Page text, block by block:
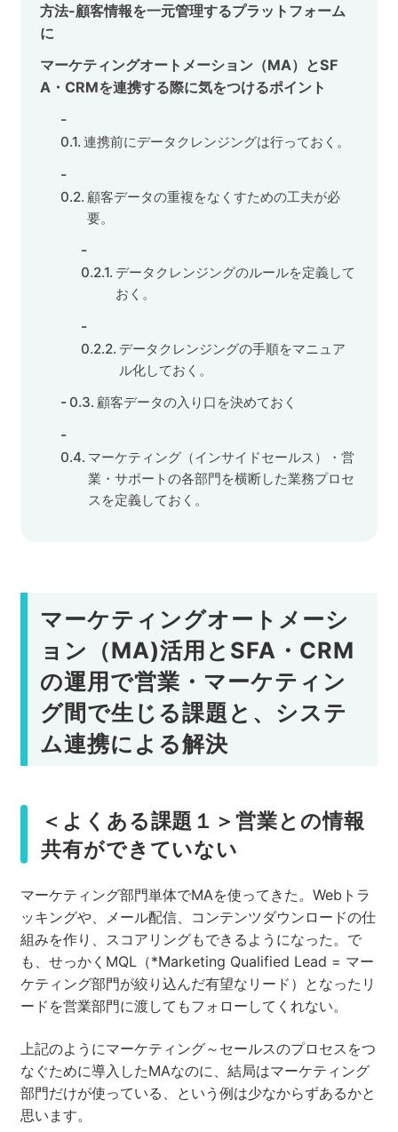
方法-顧客情報を一元管理するプラットフォーム
に
マーケティングオートメーション（MA）とSF
A・CRMを連携する際に気をつけるポイント
連携前にデータクレンジングは行っておく。
顧客データの重複をなくすための工夫が必
要。
データクレンジングのルールを定義して
おく。
データクレンジングの手順をマニュア
ル化しておく。
顧客データの入り口を決めておく
マーケティング（インサイドセールス）・営
業・サポートの各部門を横断した業務プロセ
スを定義しておく。
マーケティングオートメーシ
ョン（MA)活用とSFA・CRM
の運用で営業・マーケティン
グ間で生じる課題と、システ
ム連携による解決
＜よくある課題１＞営業との情報
共有ができていない
マーケティング部門単体でMAを使ってきた。Webトラ
ッキングや、メール配信、コンテンツダウンロードの仕
組みを作り、スコアリングもできるようになった。で
も、せっかくMQL（*Marketing Qualified Lead = マー
ケティング部門が絞り込んだ有望なリード）となったリ
ードを営業部門に渡してもフォローしてくれない。
上記のようにマーケティング～セールスのプロセスをつ
なぐために導入したMAなのに、結局はマーケティング
部門だけが使っている、という例は少なからずあるかと
思います。